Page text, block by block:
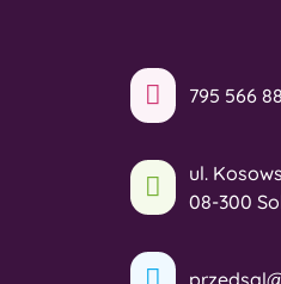
795 566
ul.
08-300